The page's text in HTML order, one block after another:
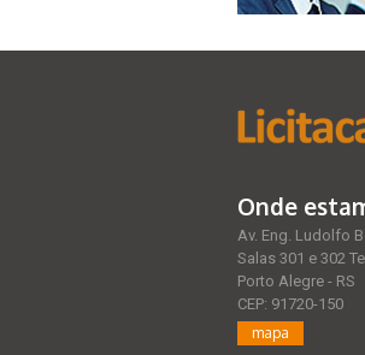
Onde
Av. Eng. Ludolfo
Salas 301 e 302
Porto Alegre - RS
CEP: 91720-150
mapa